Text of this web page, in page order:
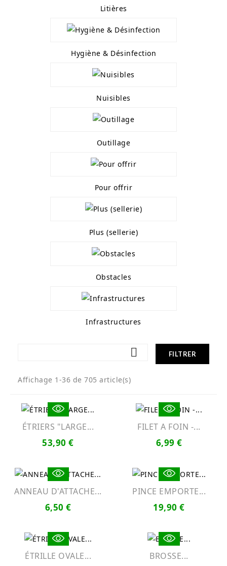
Litières
Hygiène & Désinfection
Nuisibles
Outillage
Pour offrir
Plus (sellerie)
Obstacles
Infrastructures
 FILTRER
Affichage 1-36 de 705 article(s)
ÉTRIERS "LARGE...
53,90 €
FILET A FOIN -...
6,99 €
ANNEAU D'ATTACHE...
6,50 €
PINCE EMPORTE...
19,90 €
ÉTRILLE OVALE... BROSSE...